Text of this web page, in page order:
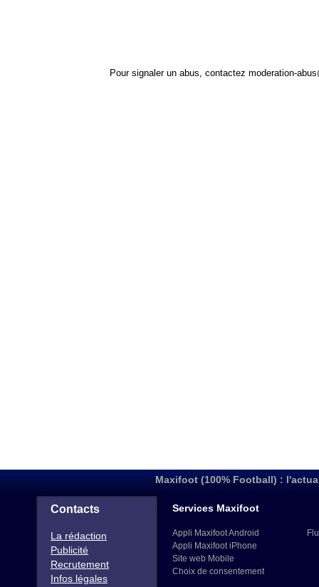
Pour signaler un abus, contactez moderation-
Maxifoot (100% Football) :
Contacts
La rédaction
Publicité
Recrutement
Infos légales
Services Maxifoot
Appli Maxifoot Android
Appli Maxifoot iPhone
Site web Mobile
Choix de consentement